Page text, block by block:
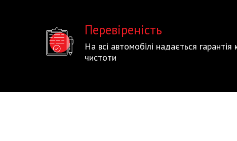
Перевіреність
На всі автомобілі надається
чистоти